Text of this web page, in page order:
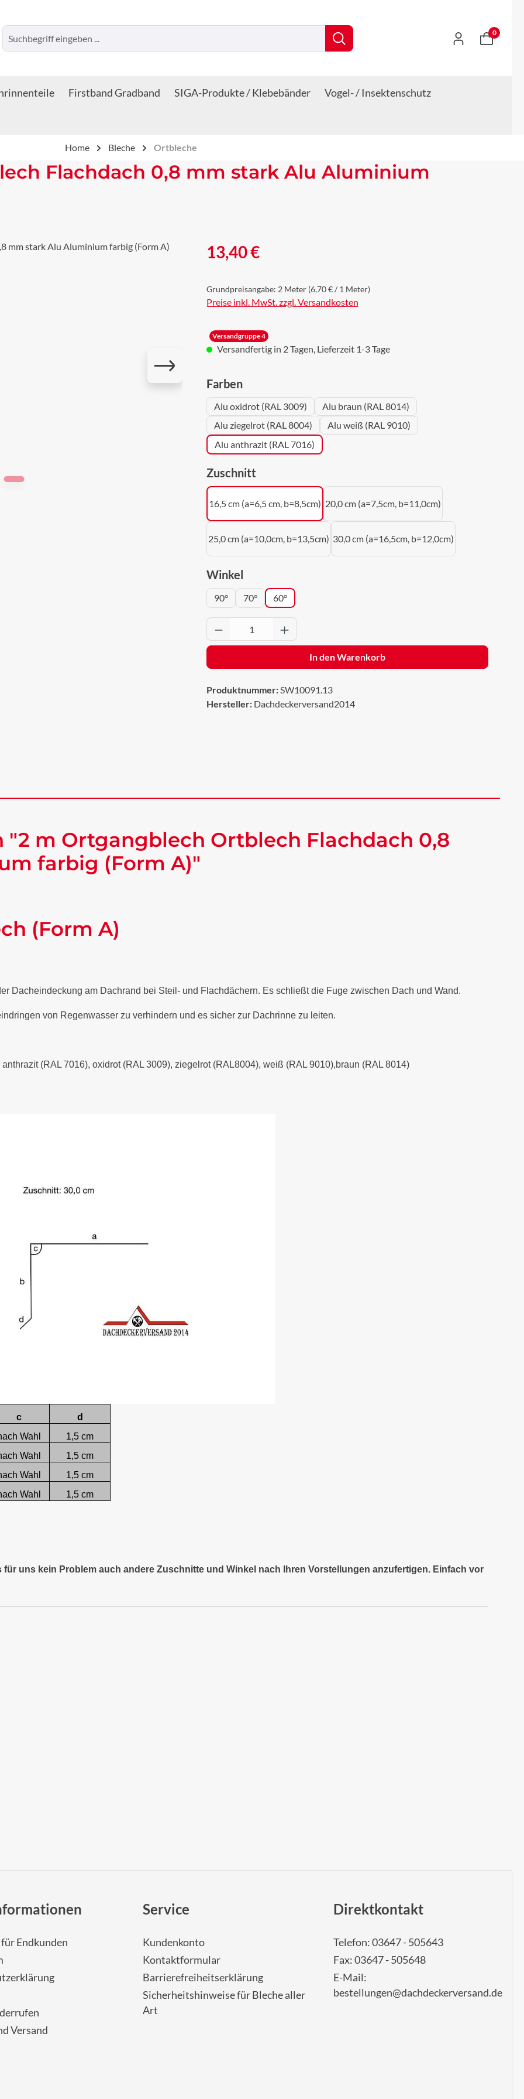
0
Firstband Gradband SIGA-Produkte / Klebebänder
Vogel- / Insektenschutz
Home Bleche Ortbleche
Flachdach 0,8 mm stark Alu Aluminium
Regulärer Preis:
13,40 €
Grundpreisangabe: 2 Meter (6,70 € / 1 Meter)
Preise inkl. MwSt. zzgl. Versandkosten
Versandgruppe 4
Versandfertig in 2 Tagen, Lieferzeit 1-3 Tage
Farbenauswählen
Alu oxidrot (RAL 3009)
Alu braun (RAL 8014)
Alu ziegelrot (RAL 8004)
Alu weiß (RAL 9010)
Alu anthrazit (RAL 7016)
Zuschnittauswählen
16,5 cm (a=6,5 cm, b=8,5cm) 20,0 cm (a=7,5cm, b=11,0cm)
25,0 cm (a=10,0cm, b=13,5cm) 30,0 cm (a=16,5cm, b=12,0cm)
Winkelauswählen
90° 70° 60°
Produkt Anzahl: Gib den gewünschten Wert ein
In den Warenkorb
Produktnummer:SW10091.13
Hersteller: Dachdeckerversand2014
m Ortgangblech Ortblech Flachdach 0,8
farbig (Form A)"
(Form A)
Dacheindeckung am Dachrand bei Steil- und Flachdächern. Es schließt die Fuge zwischen Dach und Wand.
von Regenwasser zu verhindern und es sicher zur Dachrinne zu leiten.
(RAL 7016), oxidrot (RAL 3009), ziegelrot (RAL8004), weiß (RAL 9010),braun (RAL 8014)
c
d
Wahl
1,5 cm
Wahl
1,5 cm
Wahl
1,5 cm
Wahl 1,5 cm
uns kein Problem auch andere Zuschnitte und Winkel nach Ihren Vorstellungen anzufertigen. Einfach vor
Endkunden
Versand
Service
Kundenkonto
Kontaktformular
Barrierefreiheitserklärung
Sicherheitshinweise für Bleche aller
Art
Direktkontakt
Telefon: 03647 - 505643
Fax: 03647 - 505648
E-Mail:
bestellungen@dachdeckerversand.de